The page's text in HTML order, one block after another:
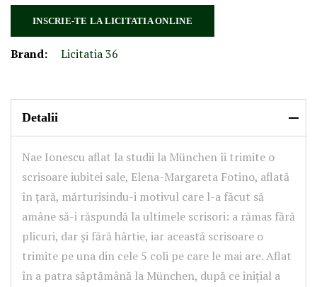
INSCRIE-TE LA LICITATIA ONLINE
Brand: Licitatia 36
Detalii
Nae Ionescu aflat la studii la München îi trimite o
scrisoare iubitei sale, Elena-Margareta Fotino, aflată
în țară, mărturisindu-i motivul care l-a făcut să
amâne să-i răspundă la ultimele scrisori: a rămas fără
plicuri, dar și fără hârtie, iar această scrisoare o
trimite pe una din cele 5 coli pe care le mai are. Aflat
în a patra săptămână la München, după ce inițial a